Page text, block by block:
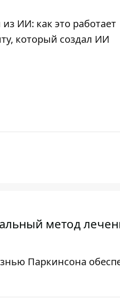
ИИ: как это работает
который создал ИИ
метод
Паркинсона